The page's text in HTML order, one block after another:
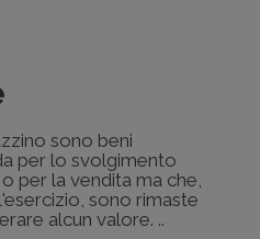
sono beni
per lo svolgimento
per la vendita ma che,
sono rimaste
alcun valore. ..